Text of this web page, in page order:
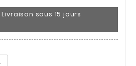
sous 15 jours